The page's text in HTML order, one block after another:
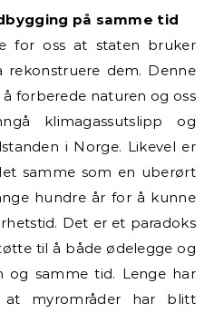
på samme tid
for oss at staten bruker
dem. Denne
forberede naturen og oss
klimagassutslipp og
i Norge. Likevel er
samme som en uberørt
hundre år for å kunne
Det er et paradoks
til å både ødelegge og
og samme tid. Lenge har
myrområder har blitt